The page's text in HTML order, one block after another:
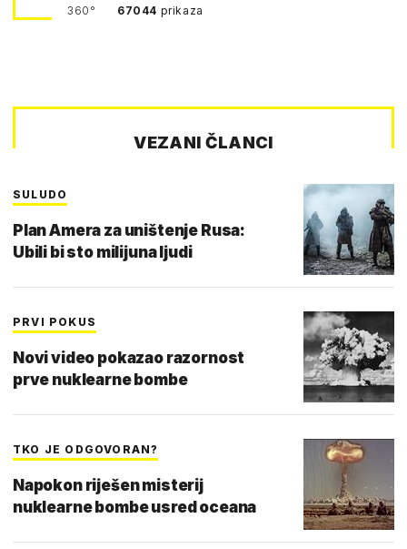
360° 67044 prikaza
VEZANI ČLANCI
SULUDO
Plan Amera za uništenje Rusa:
Ubili bi sto milijuna ljudi
PRVI POKUS
Novi video pokazao razornost
prve nuklearne bombe
TKO JE ODGOVORAN?
Napokon riješen misterij
nuklearne bombe usred oceana